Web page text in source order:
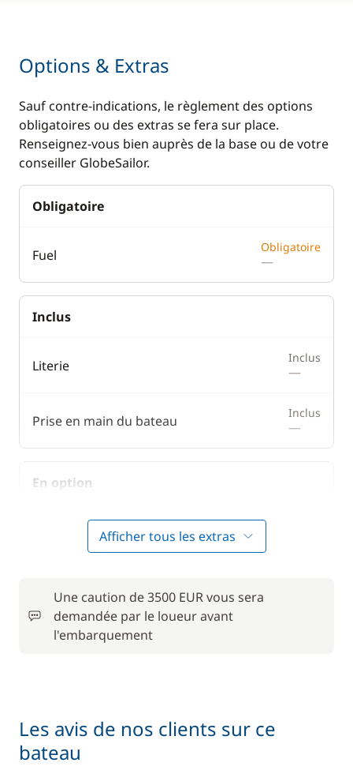
Options & Extras
Sauf contre-indications, le règlement des options
obligatoires ou des extras se fera sur place.
Renseignez-vous bien auprès de la base ou de votre
conseiller GlobeSailor.
Obligatoire
Fuel Obligatoire
—
Inclus
Literie Inclus
—
Prise en main du bateau Inclus
—
En option
Animaux de compagnie
Forfait Nettoyage Retour
Matelas de pont
Afficher tous les extras
Une caution de 3500 EUR vous sera
demandée par le loueur avant
l'embarquement
Les avis de nos clients sur ce
bateau